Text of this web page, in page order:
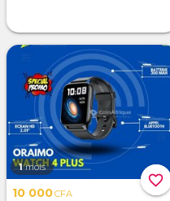
favorite_border
1 mois
10 000CFA